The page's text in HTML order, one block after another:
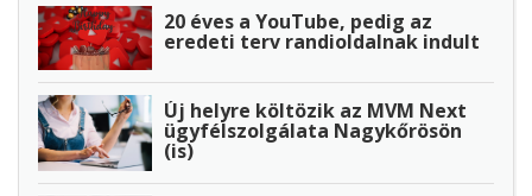
20 éves a YouTube, pedig az
eredeti terv randioldalnak indult
Új helyre költözik az MVM Next
ügyfélszolgálata Nagykőrösön
(is)